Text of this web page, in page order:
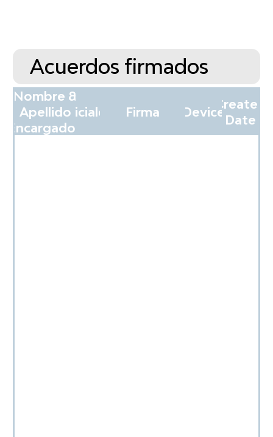
Acuerdos firmados
Nombre &
Apellido
Encargados
Iniciales Firma Device
Created
Date